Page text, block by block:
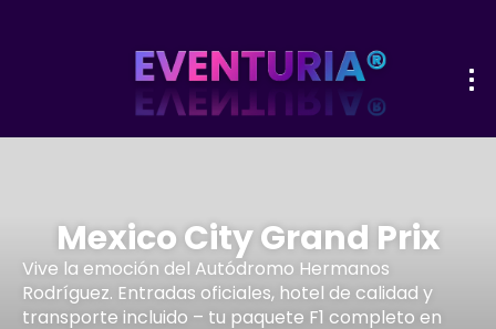
Mexico City Grand Prix
Vive la emoción del Autódromo Hermanos
Rodríguez. Entradas oficiales, hotel de calidad y
transporte incluido – tu paquete F1 completo en